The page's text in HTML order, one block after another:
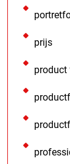
prijs